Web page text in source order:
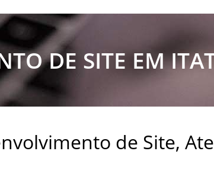
DE SITE EM
de Site,